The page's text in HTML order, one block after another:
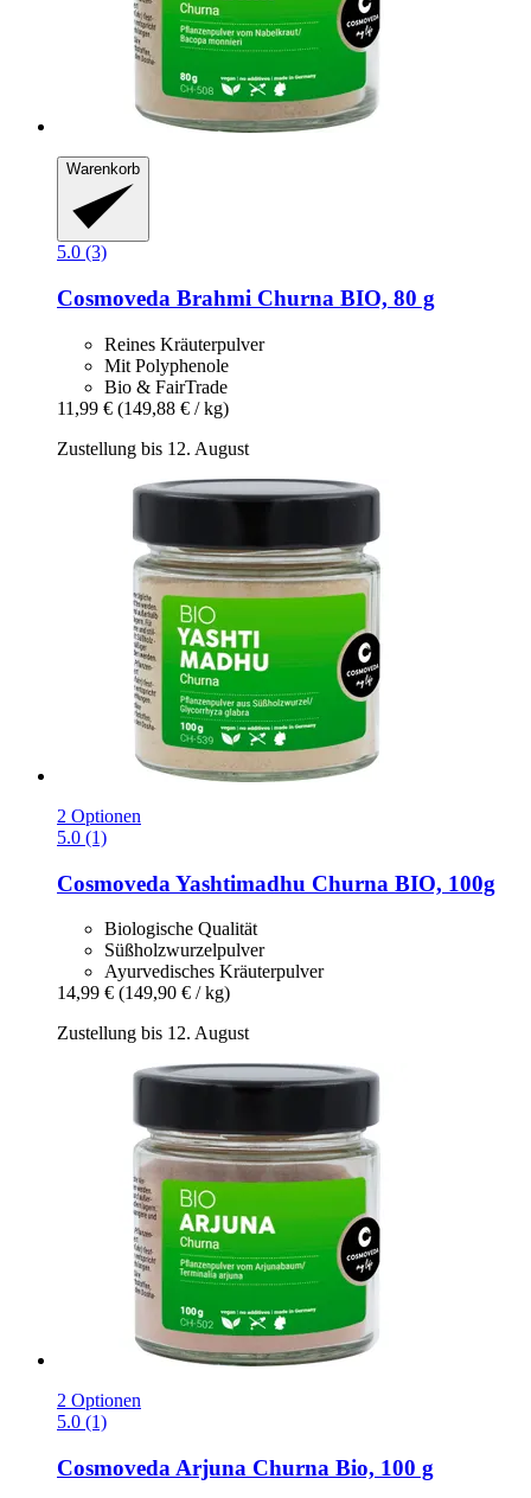
Warenkorb
5.0 (3)
Cosmoveda Brahmi Churna BIO, 80 g
Reines Kräuterpulver
Mit Polyphenole
Bio & FairTrade
11,99 € (149,88 € / kg)
Zustellung bis 12. August
2 Optionen
5.0 (1)
Cosmoveda Yashtimadhu Churna BIO, 100g
Biologische Qualität
Süßholzwurzelpulver
Ayurvedisches Kräuterpulver
14,99 € (149,90 € / kg)
Zustellung bis 12. August
2 Optionen
5.0 (1)
Cosmoveda Arjuna Churna Bio, 100 g